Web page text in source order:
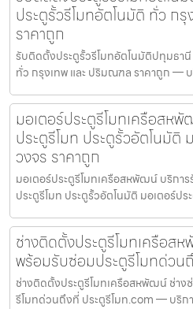
ประตูรั้วรีโมทอัตโนมัติ ทั่ว ก
ราคาถูก
รับติดตั้งประตูรั้วรีโมทอัตโนมัติปทุมธา
ทั่ว กรุงเทพ และ ปริมณฑล ราคาถูก —
มอเตอร์ประตูรีโมทเครือสห
ประตูรีโมท ประตูรั้วอัตโนมัติ
วงจร ราคาถูก
มอเตอร์ประตูรีโมทเครือสหพัฒน์ บริกา
ประตูรีโมท ประตูรั้วอัตโนมัติ มอเตอร์ปร
ช่างติดตั้งประตูรีโมทเครือส
พร้อมรับซ่อมประตูรีโมทด่วน
ช่างติดตั้งประตูรีโมทเครือสหพัฒน์ ช่าง
รีโมทด่วนถึงที่ ประตูรีโมท.com — บริก